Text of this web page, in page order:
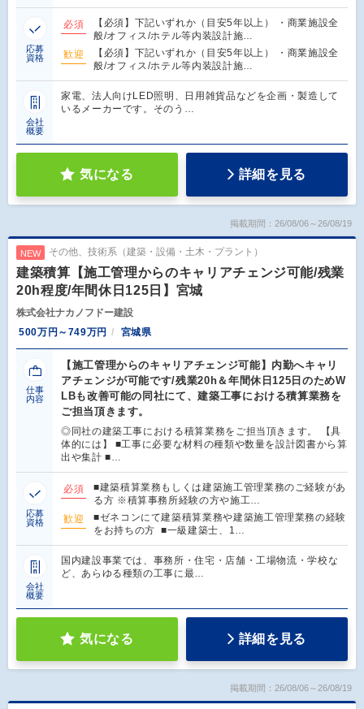
応募
資格
必須
【必須】下記いずれか（目安5年以上） ・商業施設全
般/オフィス/ホテル等内装設計施…
歓迎
【必須】下記いずれか（目安5年以上） ・商業施設全
般/オフィス/ホテル等内装設計施…
会社
概要
家電、法人向けLED照明、日用雑貨品などを企画・製造して
いるメーカーです。そのう…
気になる 詳細を見る
掲載期間：26/08/06～26/08/19
NEW その他、技術系（建築・設備・土木・プラント）
建築積算【施工管理からのキャリアチェンジ可能/残業
20h程度/年間休日125日】宮城
株式会社ナカノフドー建設
500万円～749万円
宮城県
仕事
内容
【施工管理からのキャリアチェンジ可能】内勤へキャリ
アチェンジが可能です/残業20h＆年間休日125日のためW
LBも改善可能の同社にて、建築工事における積算業務を
ご担当頂きます。
◎同社の建築工事における積算業務をご担当頂きます。 【具
体的には】 ■工事に必要な材料の種類や数量を設計図書から算
出や集計 ■…
応募
資格
必須
■建築積算業務もしくは建築施工管理業務のご経験があ
る方 ※積算事務所経験の方や施工…
歓迎
■ゼネコンにて建築積算業務や建築施工管理業務の経験
をお持ちの方 ■一級建築士、1…
会社
概要
国内建設事業では、事務所・住宅・店舗・工場物流・学校な
ど、あらゆる種類の工事に最…
気になる 詳細を見る
掲載期間：26/08/06～26/08/19